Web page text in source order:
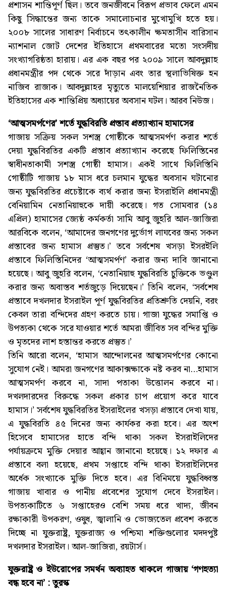
প্রশাসন শান্তিপূর্ণ ছিল। তবে জনজীবনে বিরূপ প্রভাব ফেলে এমন
কিছু সিদ্ধান্তের জন্য তাকে সমালোচনার মুখোমুখি হতে হয়।
২০০৮ সালের সাধারণ নির্বাচনে তৎকালীন ক্ষমতাসীন বারিসান
ন্যাশনাল জোট দেশের ইতিহাসে প্রথমবারের মতো সংসদীয়
সংখ্যাগরিষ্ঠতা হারায়। এর এক বছর পর ২০০৯ সালে আবদুল্লাহ
প্রধানমন্ত্রীর পদ থেকে সরে দাঁড়ান এবং তার স্থলাভিষিক্ত হন
নাজিব রাজাক। আবদুল্লাহর মৃত্যুতে মালয়েশিয়ার রাজনৈতিক
ইতিহাসের এক শান্তিপ্রিয় অধ্যায়ের অবসান ঘটল। আরব নিউজ।
‘আত্মসমর্পণের’ শর্তে যুদ্ধবিরতি প্রস্তাব প্রত্যাখ্যান হামাসের
গাজায় সক্রিয় সকল সশস্ত্র গোষ্ঠীকে আত্মসমর্পণ করার শর্তে
দেয়া যুদ্ধবিরতির একটি প্রস্তাব প্রত্যাখ্যান করেছে ফিলিস্তিনের
স্বাধীনতাকামী সশস্ত্র গোষ্ঠী হামাস। একই সাথে ফিলিস্তিনি
গোষ্ঠীটি গাজায় ১৮ মাস ধরে চলমান যুদ্ধের অবসান ঘটানোর
জন্য যুদ্ধবিরতির প্রচেষ্টাকে ব্যর্থ করার জন্য ইসরাইলি প্রধানমন্ত্রী
বেনিয়ামিন নেতানিয়াহুকে দায়ী করেছে। গত সোমবার (১৪
এপ্রিল) হামাসের জ্যেষ্ঠ কর্মকর্তা সামি আবু জুহরি আল-জাজিরা
আরবিকে বলেন, ‘আমাদের জনগণের দুর্ভোগ লাঘবের জন্য সকল
প্রস্তাবের জন্য হামাস প্রস্তুত।’ তবে সর্বশেষ খসড়া ইসরইলি
প্রস্তাবে ফিলিস্তিনিদের ‘আত্মসমর্পণ’ করার জন্য দাবি জানানো
হয়েছে। আবু জুহরি বলেন, ‘নেতানিয়াহু যুদ্ধবিরতি চুক্তিকে ভণ্ডুল
করার জন্য অবাস্তব শর্তজুড়ে দিয়েছেন।’ তিনি বলেন, ‘সর্বশেষ
প্রস্তাবে দখলদার ইসরাইল পূর্ণ যুদ্ধবিরতির প্রতিশ্রুতি দেয়নি, বরং
কেবল তারা বন্দিদের গ্রহণ করতে চায়। গাজা যুদ্ধের সমাপ্তি ও
উপত্যকা থেকে সরে যাওয়ার শর্তে আমরা জীবিত সব বন্দির মুক্তি
ও মৃতদের লাশ হস্তান্তর করতে প্রস্তুত।’
তিনি আরো বলেন, ‘হামাস আন্দোলনের আত্মসমর্পণের কোনো
সুযোগ নেই। আমরা জনগণের আকাক্সক্ষাকে নষ্ট করব না…হামাস
আত্মসমর্পণ করবে না, সাদা পতাকা উত্তোলন করবে না।
দখলদারদের বিরুদ্ধে সকল প্রকার চাপ প্রয়োগ করে যাবে
হামাস।’ সর্বশেষ যুদ্ধবিরতির ইসরাইলের খসড়া প্রস্তাবে দেখা যায়,
এ যুদ্ধবিরতি ৪৫ দিনের জন্য কার্যকর করা হবে। এর অংশ
হিসেবে হামাসের হাতে বন্দি থাকা সকল ইসরাইলিদের
পর্যায়ক্রমে মুক্তি দেয়ার আহ্বান জানানো হয়েছে। ১২ দফার এ
প্রস্তাবে বলা হয়েছে, প্রথম সপ্তাহে বন্দি থাকা ইসরাইলিদের
অর্ধেক সংখ্যাকে মুক্তি দিতে হবে। এর বিনিময়ে যুদ্ধবিধ্বস্ত
গাজায় খাবার ও পানীয় প্রবেশের সুযোগ দেবে ইসরাইল।
উপত্যকাটিতে ৬ সপ্তাহেরও বেশি সময় ধরে খাদ্য, জীবন
রক্ষাকারী উপকরণ, ওষুধ, জ্বালানি ও ভোজ্যতেল প্রবেশ করতে
দিচ্ছে না যুক্তরাষ্ট্র, যুক্তরাজ্য ও পশ্চিমা শক্তিগুলোর মদদপুষ্ট
দখলদার ইসরাইল। আল-জাজিরা, রয়টার্স।
যুক্তরাষ্ট্র ও ইউরোপের সমর্থন অব্যাহত থাকলে গাজায় ‘গণহত্যা
বন্ধ হবে না’ : তুরস্ক